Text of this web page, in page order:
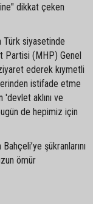
dikkat çeken
siyasetinde
Partisi (MHP) Genel
ederek kıymetli
istifade etme
'devlet aklını ve
de hepimiz için
şükranlarını
ömür